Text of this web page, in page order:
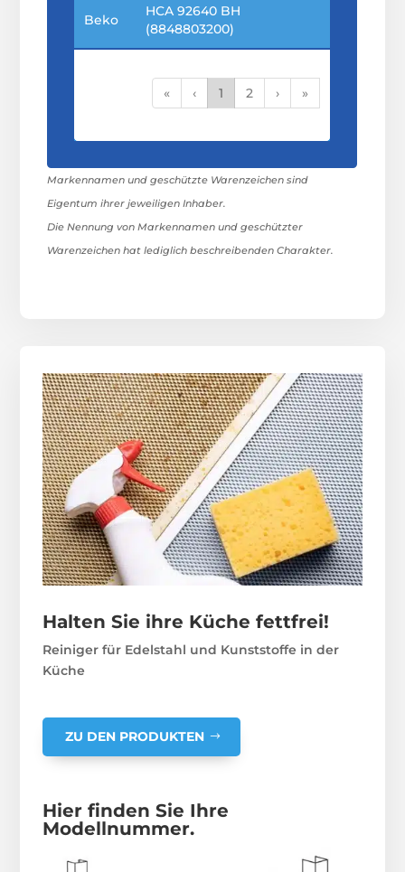
Beko
HCA 92640 BH
(8848803200)
« ‹ 1 2 › »
Markennamen und geschützte Warenzeichen sind
Eigentum ihrer jeweiligen Inhaber.
Die Nennung von Markennamen und geschützter
Warenzeichen hat lediglich beschreibenden Charakter.
Halten Sie ihre Küche fettfrei!
Reiniger für Edelstahl und Kunststoffe in der
Küche
ZU DEN PRODUKTEN
Hier finden Sie Ihre
Modellnummer.